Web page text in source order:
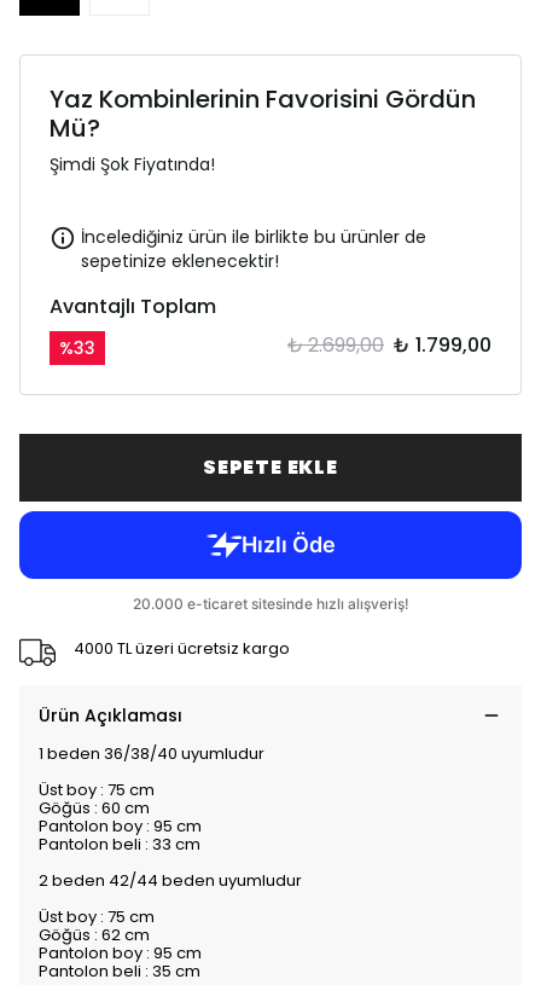
Yaz Kombinlerinin Favorisini Gördün
Mü?
Şimdi Şok Fiyatında!
İncelediğiniz ürün ile birlikte bu ürünler de
sepetinize eklenecektir!
Avantajlı Toplam
%33 ₺ 2.699,00 ₺ 1.799,00
SEPETE EKLE
4000 TL üzeri ücretsiz kargo
Ürün Açıklaması
1 beden 36/38/40 uyumludur
Üst boy : 75 cm
Göğüs : 60 cm
Pantolon boy : 95 cm
Pantolon beli : 33 cm
2 beden 42/44 beden uyumludur
Üst boy : 75 cm
Göğüs : 62 cm
Pantolon boy : 95 cm
Pantolon beli : 35 cm